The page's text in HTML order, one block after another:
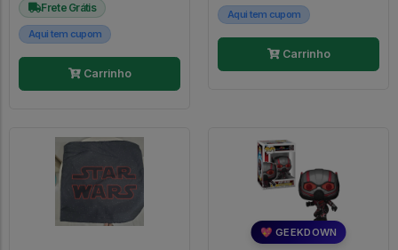
Frete Grátis
Aqui tem cupom
Carrinho
Aqui tem cupom
Carrinho
💖 GEEKDOWN